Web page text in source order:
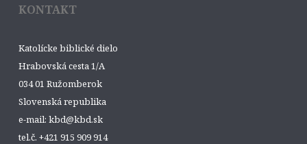
KONTAKT
Katolícke biblické dielo
Hrabovská cesta 1/A
034 01 Ružomberok
Slovenská republika
e-mail: kbd@kbd.sk
tel.č. +421 915 909 914